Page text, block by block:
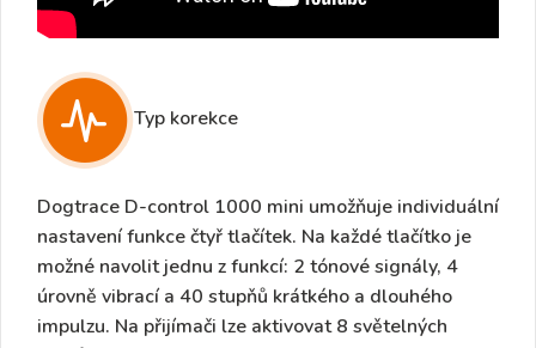
Typ korekce
Dogtrace D-control 1000 mini umožňuje individuální
nastavení funkce čtyř tlačítek. Na každé tlačítko je
možné navolit jednu z funkcí: 2 tónové signály, 4
úrovně vibracía 40 stupňů krátkého a dlouhého
impulzu. Na přijímači lze aktivovat8 světelných